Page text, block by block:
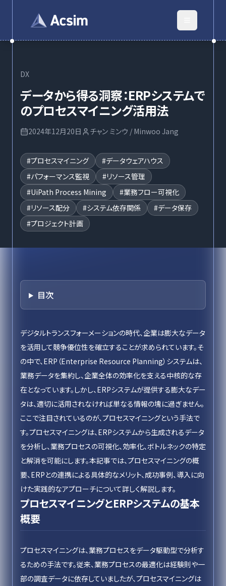
DX
データから得る洞察：ERPシステムで
のプロセスマイニング活用法
2024年12月20日 チャン ミンウ / Minwoo Jang
#プロセスマイニング #データウェアハウス
#パフォーマンス監視 #リソース管理
#UiPath Process Mining #業務フロー可視化
#リソース配分 #システム依存関係 #データ保存
#プロジェクト計画
目次
デジタルトランスフォーメーションの時代、企業は膨大なデータ
を活用して競争優位性を確立することが求められています。そ
の中で、ERP（Enterprise Resource Planning）システムは、
業務データを集約し、企業全体の効率化を支える中核的な存
在となっています。しかし、ERPシステムが提供する膨大なデー
タは、適切に活用されなければ単なる情報の塊に過ぎません。
ここで注目されているのが、プロセスマイニングという手法で
す。プロセスマイニングは、ERPシステムから生成されるデータ
を分析し、業務プロセスの可視化、効率化、ボトルネックの特定
と解消を可能にします。本記事では、プロセスマイニングの概
要、ERPとの連携による具体的なメリット、成功事例、導入に向
けた実践的なアプローチについて詳しく解説します。
プロセスマイニングとERPシステムの基本
概要
プロセスマイニングは、業務プロセスをデータ駆動型で分析す
るための手法です。従来、業務プロセスの最適化は経験則や一
部の調査データに依存していましたが、プロセスマイニングは